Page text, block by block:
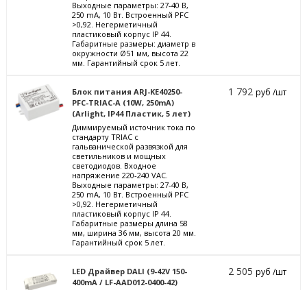
Выходные параметры: 27-40 В,
250 mА, 10 Вт. Встроенный PFC
>0,92. Негерметичный
пластиковый корпус IP 44.
Габаритные размеры: диаметр в
окружности Ø51 мм, высота 22
мм. Гарантийный срок 5 лет.
Блок питания ARJ-KE40250-
PFC-TRIAC-A (10W, 250mA)
(Arlight, IP44 Пластик, 5 лет)
Диммируемый источник тока по
стандарту TRIAC с
гальванической развязкой для
светильников и мощных
светодиодов. Входное
напряжение 220-240 VAC.
Выходные параметры: 27-40 В,
250 mА, 10 Вт. Встроенный PFC
>0,92. Негерметичный
пластиковый корпус IP 44.
Габаритные размеры длина 58
мм, ширина 36 мм, высота 20 мм.
Гарантийный срок 5 лет.
1 792руб /шт
LED Драйвер DALI (9-42V 150-
400mA / LF-AAD012-0400-42)
2 505руб /шт